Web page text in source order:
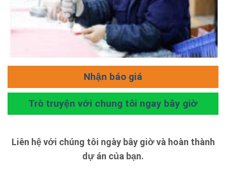
Nhận báo giá
Trò truyện với chung tôi ngay bây giờ
Liên hệ với chúng tôi ngày bây giờ và hoàn thành
dự án của bạn.